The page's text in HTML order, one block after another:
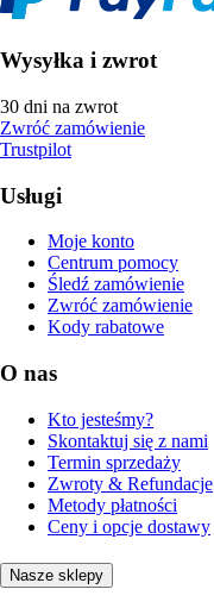
Wysyłka i zwrot
30 dni na zwrot
Zwróć zamówienie
Trustpilot
Usługi
Moje konto
Centrum pomocy
Śledź zamówienie
Zwróć zamówienie
Kody rabatowe
O nas
Kto jesteśmy?
Skontaktuj się z nami
Termin sprzedaży
Zwroty & Refundacje
Metody płatności
Ceny i opcje dostawy
Nasze sklepy